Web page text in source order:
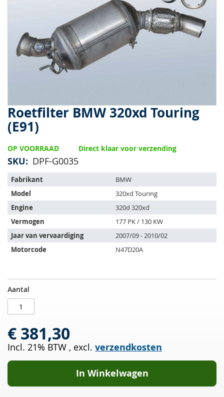
Roetfilter BMW 320xd Touring
(E91)
OP VOORRAAD
SKU DPF-G0035
Direct klaar voor verzending
Het
artikel
past
op
de
volgende
voertuigen:
Fabrikant
BMW
Model
320xd Touring
Engine
320d 320xd
Vermogen
177 PK / 130 KW
Jaar van vervaardiging
2007/09 - 2010/02
Motorcode
N47D20A
Roetfilter
BMW
320xd
(E91)
OP
VOORRAAD
Aantal
€ 381,30
Incl. 21% BTW , excl. verzendkosten
In Winkelwagen
gallerij
Ga
naar
het
van
de
gallerij